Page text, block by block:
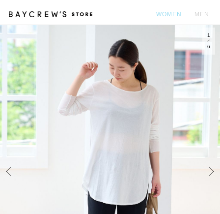
WOMEN MEN
1
6